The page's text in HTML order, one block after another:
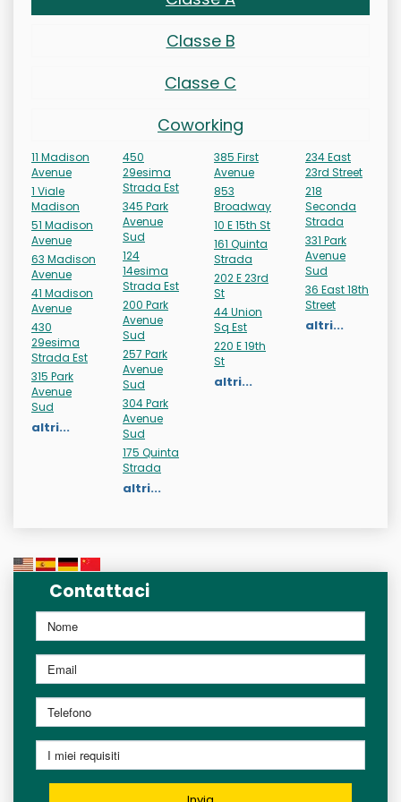
Classe B
Classe C
Coworking
11 Madison
Avenue
1 Viale
Madison
51 Madison
Avenue
63 Madison
Avenue
41 Madison
Avenue
430
29esima
Strada Est
315 Park
Avenue
Sud
altri...
450
29esima
Strada Est
345 Park
Avenue
Sud
124
14esima
Strada Est
200 Park
Avenue
Sud
257 Park
Avenue
Sud
304 Park
Avenue
Sud
175 Quinta
Strada
altri...
385 First
Avenue
853
Broadway
10 E 15th St
161 Quinta
Strada
202 E 23rd
St
44 Union
Sq Est
220 E 19th
St
altri...
234 East
23rd Street
218
Seconda
Strada
331 Park
Avenue
Sud
36 East 18th
Street
altri...
Contattaci